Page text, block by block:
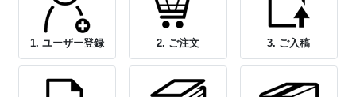
1. ユーザー登録 2. ご注文 3. ご入稿